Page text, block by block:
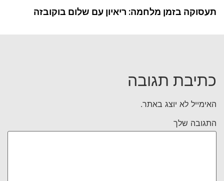
תעסוקה בזמן מלחמה: ריאיון עם שלום בוקובזה
כתיבת תגובה
האימייל לא יוצג באתר.
התגובה שלך